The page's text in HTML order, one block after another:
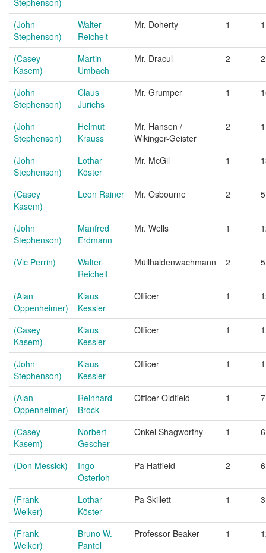
Stephenson)
(John
Stephenson)
Walter
Reichelt
Mr. Doherty 1 1
(Casey
Kasem)
Martin
Umbach
Mr. Dracul 2 2
(John
Stephenson)
Claus
Jurichs
Mr. Grumper 1
(John
Stephenson)
Helmut
Krauss
Mr. Hansen /
Wikinger-Geister
2 1
(John
Stephenson)
Lothar
Köster
Mr. McGil 1
(Casey
Kasem)
Leon Rainer Mr. Osbourne 2 5
(John
Stephenson)
Manfred
Erdmann
Mr. Wells 1
(Vic Perrin)
Walter
Reichelt
Müllhaldenwachmann 2 5
(Alan
Oppenheimer)
Klaus
Kessler
Officer 1
(Casey
Kasem)
Klaus
Kessler
Officer 1
(John
Stephenson)
Klaus
Kessler
Officer 1 1
(Alan
Oppenheimer)
Reinhard
Brock
Officer Oldfield 1 7
(Casey
Kasem)
Norbert
Gescher
Onkel Shagworthy 1 6
(Don Messick)
Ingo
Osterloh
Pa Hatfield 2 6
(Frank
Welker)
Lothar
Köster
Pa Skillett 1 3
(Frank
Welker)
Bruno W.
Pantel
Professor Beaker 1